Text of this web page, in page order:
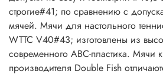
строгие#41; по сравнению с
мячей. Мячи для настольного тенниса Double Fish ***
WTTC V40#43; изготовлены из
современного ABC-пластика. Мячи
производителя Double Fish